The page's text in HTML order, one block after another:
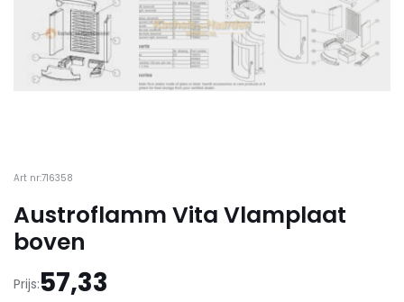
Art nr:716358
Austroflamm Vita Vlamplaat
boven
Prijs:57,33